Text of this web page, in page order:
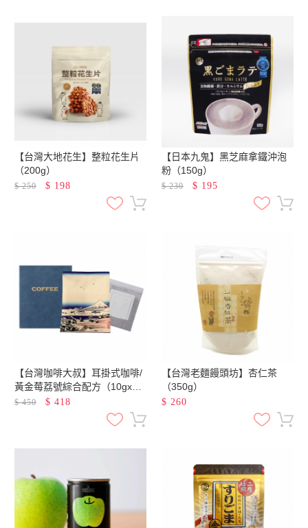
【台灣大地花生】整粒花生片
（200g）
$250 $ 198
【日本九鬼】黑芝麻拿鐵沖泡
粉（150g）
$230 $ 195
【台灣咖啡大叔】耳掛式咖啡/
黃金莓荔號綜合配方（10gx10
包）
$450 $ 418
【台灣老麵饅頭坊】杏仁茶
（350g）
$ 260